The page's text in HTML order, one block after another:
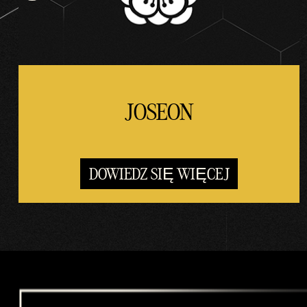
JOSEON
DOWIEDZ SIĘ WIĘCEJ